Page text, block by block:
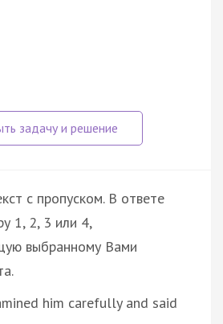
с пропуском. В ответе
1, 2, 3 или 4,
выбранному Вами
him carefully and said